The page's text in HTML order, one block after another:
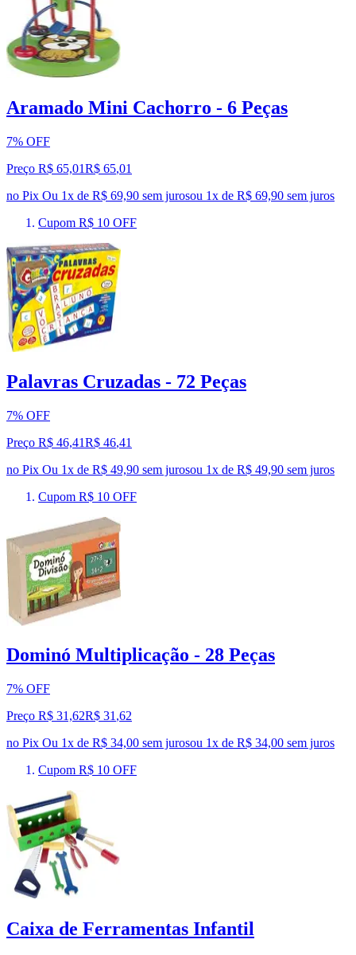
Aramado Mini Cachorro - 6 Peças
7% OFF
Preço R$ 65,01R$ 65,01
no Pix Ou 1x de R$ 69,90 sem jurosou 1x de R$ 69,90 sem juros
Cupom R$ 10 OFF
Palavras Cruzadas - 72 Peças
7% OFF
Preço R$ 46,41R$ 46,41
no Pix Ou 1x de R$ 49,90 sem jurosou 1x de R$ 49,90 sem juros
Cupom R$ 10 OFF
Dominó Multiplicação - 28 Peças
7% OFF
Preço R$ 31,62R$ 31 ,62
no Pix Ou 1x de R$ 34,00 sem jurosou 1x de R$ 34,00 sem juros
Cupom R$ 10 OFF
Caixa de Ferramentas Infantil